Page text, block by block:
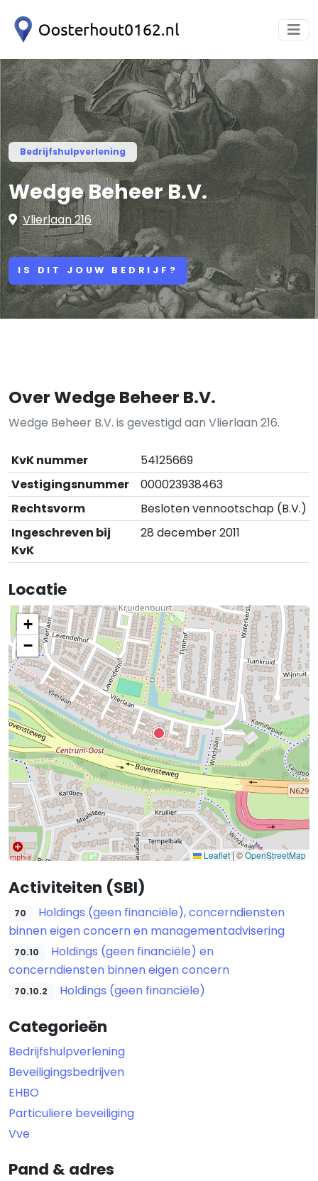
Bedrijfshulpverlening
Wedge Beheer B.V.
Vlierlaan 216
IS DIT JOUW BEDRIJF?
Over Wedge Beheer B.V.
Wedge Beheer B.V. is gevestigd aan Vlierlaan 216.
KvK nummer
54125669
Vestigingsnummer
000023938463
Rechtsvorm
Besloten vennootschap (B.V.)
Ingeschreven bij
KvK
28 december 2011
Locatie
+
−
Leaflet|©OpenStreetMap
Activiteiten (SBI)
70
Holdings (geen financiële), concerndiensten
binnen eigen concern en managementadvisering
70.10
Holdings (geen financiële) en
concerndiensten binnen eigen concern
70.10.2 Holdings (geen financiële)
Categorieën
Bedrijfshulpverlening
Beveiligingsbedrijven
EHBO
Particuliere beveiliging
Vve
Pand & adres